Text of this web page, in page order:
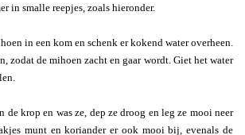
in smalle reepjes, zoals hieronder.
in een kom en schenk er kokend water overheen.
zodat de mihoen zacht en gaar wordt. Giet het water
de krop en was ze, dep ze droog en leg ze mooi neer
munt en koriander er ook mooi bij, evenals de